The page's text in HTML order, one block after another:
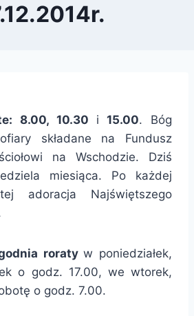
8.00, 10.30 i 15.00. Bóg
składane na Fundusz
na Wschodzie. Dziś
miesiąca. Po każdej
adoracja Najświętszego
roratyw poniedziałek,
o godz. 17.00, we wtorek,
o godz. 7.00.